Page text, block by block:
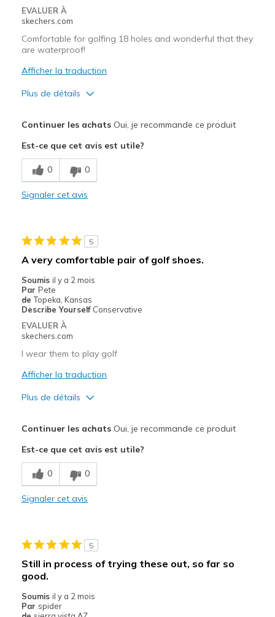
EVALUER À
skechers.com
Comfortable for golfing 18 holes and wonderful that they
are waterproof!
Afficher la traduction
Plus de détails
Comfortable
Durable
Sizing
Feels true to size
Continuer les achatsOui, je recommande ce produit
Est-ce que cet avis est utile?
0 0
Signaler cet avis
5
A very comfortable pair of golf shoes.
Soumis il y a 2 mois
Par Pete
de Topeka, Kansas
Describe Yourself Conservative
EVALUER À
skechers.com
I wear them to play golf
Afficher la traduction
Plus de détails
Comfortable
Stylish
Sizing
Feels true to size
Continuer les achatsOui, je recommande ce produit
Est-ce que cet avis est utile?
0 0
Signaler cet avis
5
Still in process of trying these out, so far so
good.
Soumis il y a 2 mois
Par spider